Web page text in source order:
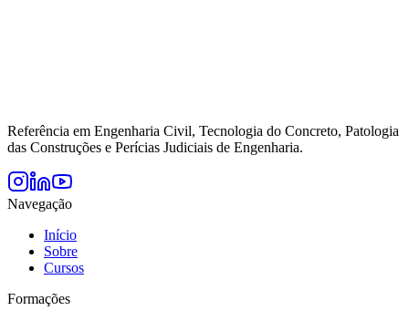
Referência em Engenharia Civil, Tecnologia do Concreto, Patologia
das Construções e Perícias Judiciais de Engenharia.
Navegação
Início
Sobre
Cursos
Formações